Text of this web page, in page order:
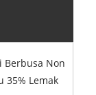
Berbusa Non
35% Lemak